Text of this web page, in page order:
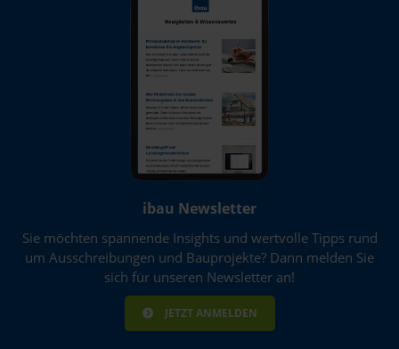
Nordrhein-Westfalen
Schleswig-Holstein
ibau Newsletter
Sie möchten spannende Insights und wertvolle Tipps rund
um Ausschreibungen und Bauprojekte? Dann melden Sie
sich für unseren Newsletter an!
JETZT ANMELDEN